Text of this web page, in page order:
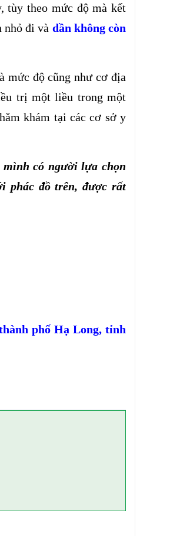
tùy theo mức độ mà kết
nhỏ đi và dần không còn
mức độ cũng như cơ địa
trị một liều trong một
khám tại các cơ sở y
có người lựa chọn
phác đồ trên, được rất
phố Hạ Long, tỉnh